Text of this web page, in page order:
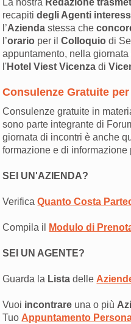
La nostra Redazione
recapitidegli Agenti
l’Azienda stessa che
l’orario per ilColloquio di
appuntamento, nella giornata
l'Hotel Viest Vicenzadi
Consulenze Gratuite
Consulenze gratuite in
sono parte integrante di
giornata di incontri è anche
formazione e di informazione
SEI UN'AZIENDA?
VerificaQuanto Costa
Compila il Modulo di
SEI UN AGENTE?
Guarda la Listadelle
Vuoi incontrare una o più
Tuo Appuntamento